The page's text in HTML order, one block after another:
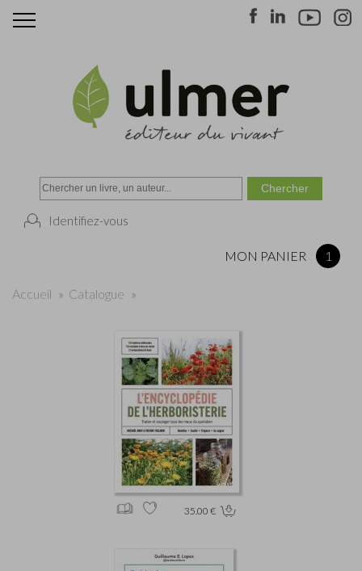
Identifiez-vous
MON PANIER 1
Accueil » Catalogue »
35.00 €